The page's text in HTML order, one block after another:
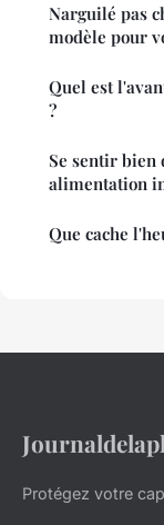
Narguilé pas
modèle pour
Quel est
?
Se sentir bien
alimentation
Que cache
Protégez votre